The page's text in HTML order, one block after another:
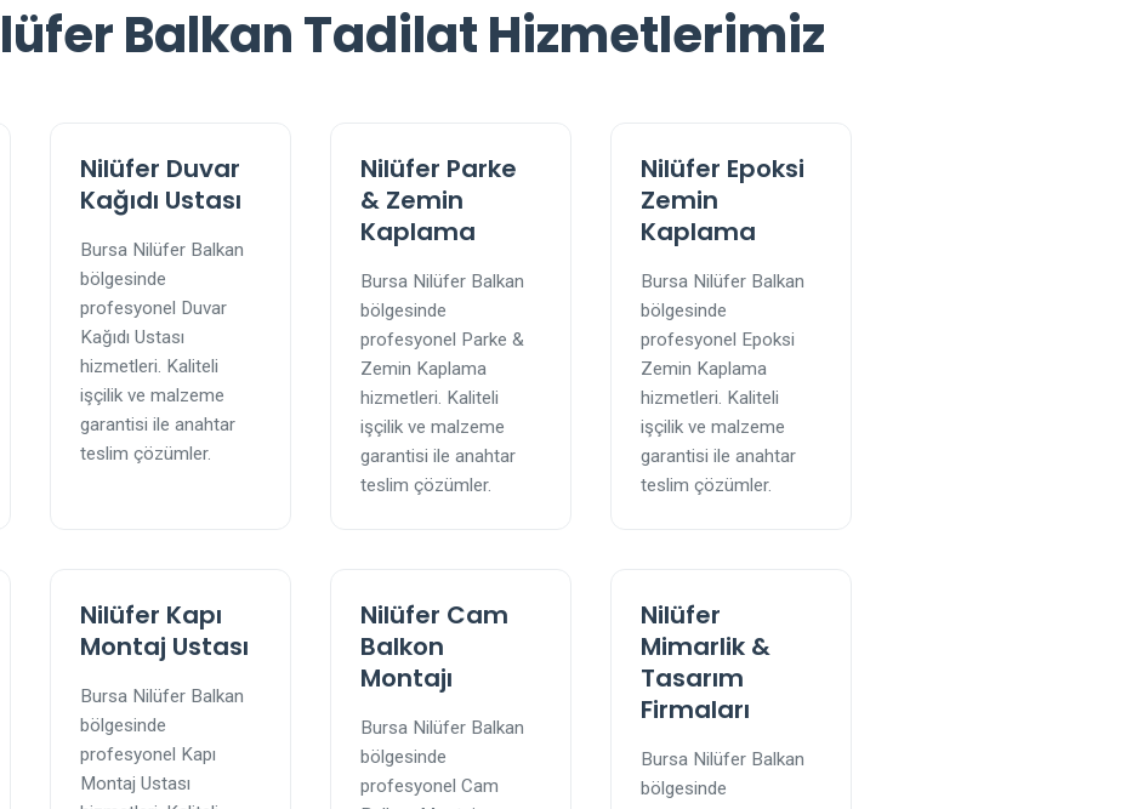
Balkan Tadilat Hizmetlerimiz
Nilüfer Duvar
Kağıdı Ustası
Bursa Nilüfer Balkan
bölgesinde
profesyonel Duvar
Kağıdı Ustası
hizmetleri. Kaliteli
işçilik ve malzeme
garantisi ile anahtar
teslim çözümler.
Nilüfer Parke
& Zemin
Kaplama
Bursa Nilüfer Balkan
bölgesinde
profesyonel Parke &
Zemin Kaplama
hizmetleri. Kaliteli
işçilik ve malzeme
garantisi ile anahtar
teslim çözümler.
Nilüfer Epoksi
Zemin
Kaplama
Bursa Nilüfer Balkan
bölgesinde
profesyonel Epoksi
Zemin Kaplama
hizmetleri. Kaliteli
işçilik ve malzeme
garantisi ile anahtar
teslim çözümler.
Nilüfer Kapı
Montaj Ustası
Bursa Nilüfer Balkan
bölgesinde
profesyonel Kapı
Montaj Ustası
Nilüfer Cam
Balkon
Montajı
Bursa Nilüfer Balkan
bölgesinde
profesyonel Cam
Nilüfer
Mimarlik &
Tasarım
Firmaları
Bursa Nilüfer Balkan
bölgesinde